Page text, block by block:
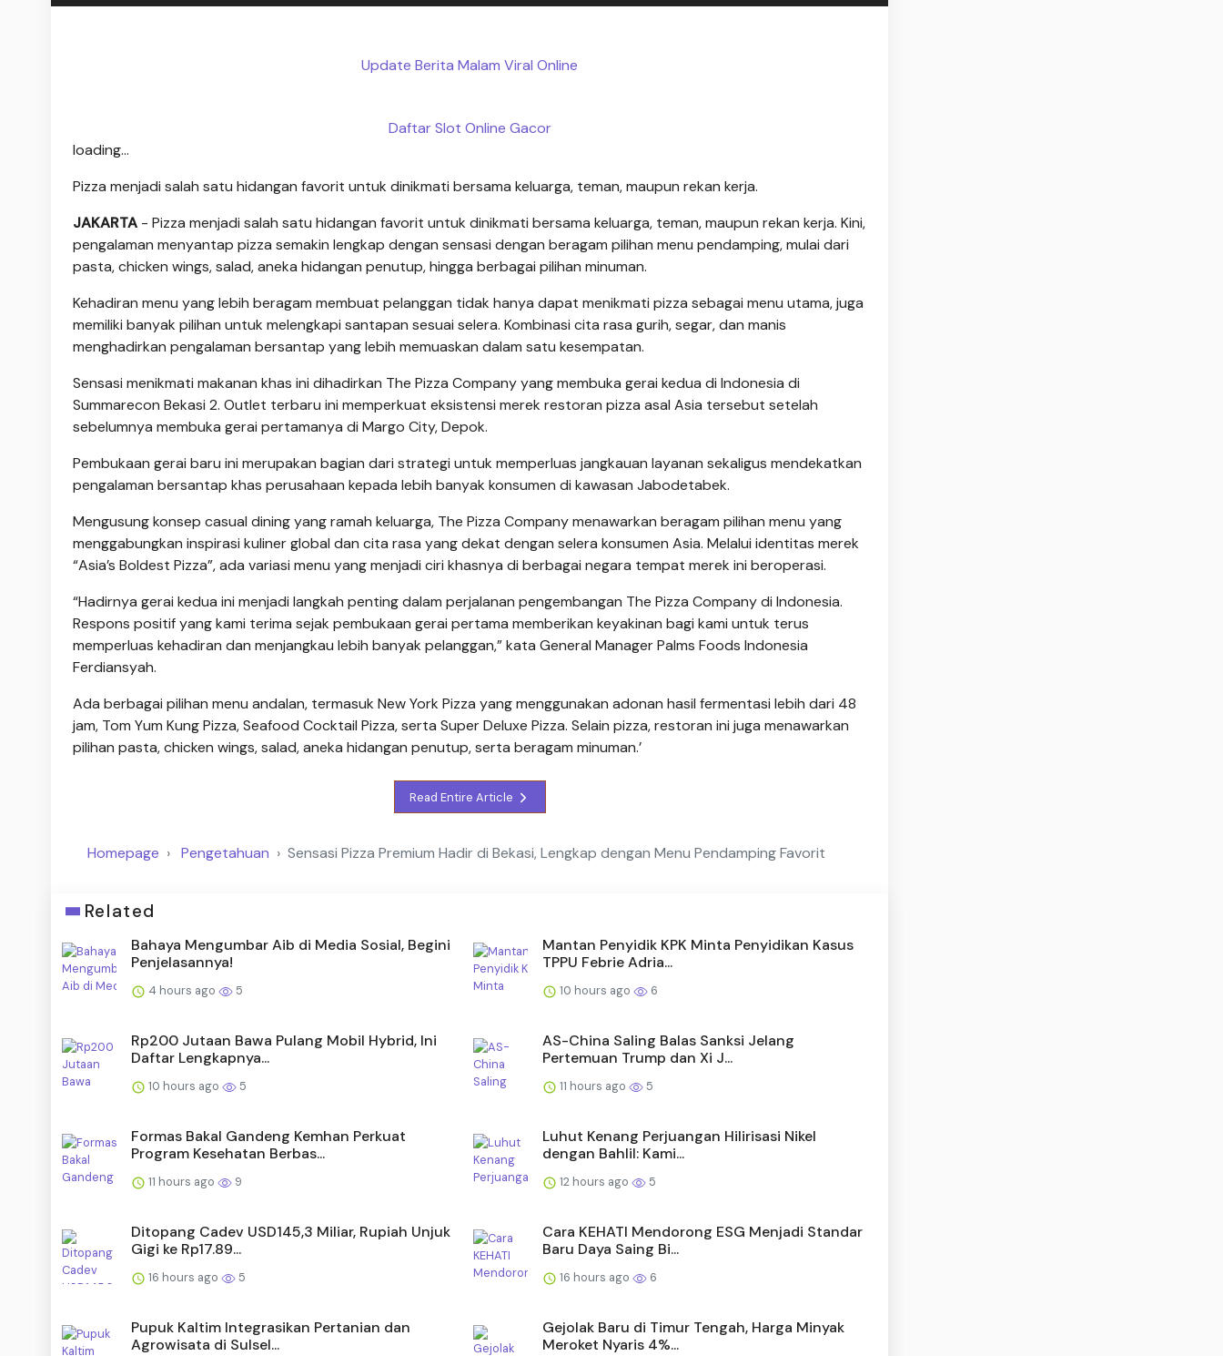
Update Berita Malam Viral Online
Daftar Slot Online Gacor
loading...
Pizza menjadi salah satu hidangan favorit untuk dinikmati bersama keluarga, teman, maupun rekan kerja.
JAKARTA - Pizza menjadi salah satu hidangan favorit untuk dinikmati bersama keluarga, teman, maupun rekan kerja. Kini,
pengalaman menyantap pizza semakin lengkap dengan sensasi dengan beragam pilihan menu pendamping, mulai dari
pasta, chicken wings, salad, aneka hidangan penutup, hingga berbagai pilihan minuman.
Kehadiran menu yang lebih beragam membuat pelanggan tidak hanya dapat menikmati pizza sebagai menu utama, juga
memiliki banyak pilihan untuk melengkapi santapan sesuai selera. Kombinasi cita rasa gurih, segar, dan manis
menghadirkan pengalaman bersantap yang lebih memuaskan dalam satu kesempatan.
Sensasi menikmati makanan khas ini dihadirkan The Pizza Company yang membuka gerai kedua di Indonesia di
Summarecon Bekasi 2. Outlet terbaru ini memperkuat eksistensi merek restoran pizza asal Asia tersebut setelah
sebelumnya membuka gerai pertamanya di Margo City, Depok.
Pembukaan gerai baru ini merupakan bagian dari strategi untuk memperluas jangkauan layanan sekaligus mendekatkan
pengalaman bersantap khas perusahaan kepada lebih banyak konsumen di kawasan Jabodetabek.
Mengusung konsep casual dining yang ramah keluarga, The Pizza Company menawarkan beragam pilihan menu yang
menggabungkan inspirasi kuliner global dan cita rasa yang dekat dengan selera konsumen Asia. Melalui identitas merek
“Asia’s Boldest Pizza”, ada variasi menu yang menjadi ciri khasnya di berbagai negara tempat merek ini beroperasi.
“Hadirnya gerai kedua ini menjadi langkah penting dalam perjalanan pengembangan The Pizza Company di Indonesia.
Respons positif yang kami terima sejak pembukaan gerai pertama memberikan keyakinan bagi kami untuk terus
memperluas kehadiran dan menjangkau lebih banyak pelanggan,” kata General Manager Palms Foods Indonesia
Ferdiansyah.
Ada berbagai pilihan menu andalan, termasuk New York Pizza yang menggunakan adonan hasil fermentasi lebih dari 48
jam, Tom Yum Kung Pizza, Seafood Cocktail Pizza, serta Super Deluxe Pizza. Selain pizza, restoran ini juga menawarkan
pilihan pasta, chicken wings, salad, aneka hidangan penutup, serta beragam minuman.’
Read Entire Article
Homepage Pengetahuan Sensasi Pizza Premium Hadir di Bekasi, Lengkap dengan Menu Pendamping Favorit
Related
Bahaya Mengumbar Aib di Media Sosial, Begini
Penjelasannya!
4 hours ago 5
Mantan Penyidik KPK Minta Penyidikan Kasus
TPPU Febrie Adria...
10 hours ago 6
Rp200 Jutaan Bawa Pulang Mobil Hybrid, Ini
Daftar Lengkapnya...
10 hours ago 5
AS-China Saling Balas Sanksi Jelang
Pertemuan Trump dan Xi J...
11 hours ago 5
Formas Bakal Gandeng Kemhan Perkuat
Program Kesehatan Berbas...
11 hours ago 9
Luhut Kenang Perjuangan Hilirisasi Nikel
dengan Bahlil: Kami...
12 hours ago 5
Ditopang Cadev USD145,3 Miliar, Rupiah Unjuk
Gigi ke Rp17.89...
16 hours ago 5
Cara KEHATI Mendorong ESG Menjadi Standar
Baru Daya Saing Bi...
16 hours ago 6
Pupuk Kaltim Integrasikan Pertanian dan
Agrowisata di Sulsel...
Gejolak Baru di Timur Tengah, Harga Minyak
Meroket Nyaris 4%...